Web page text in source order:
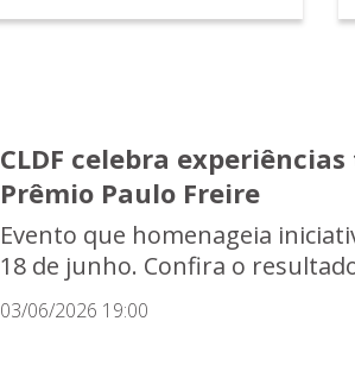
CLDF celebra
Prêmio Paulo Freire
Evento que homenageia
18 de junho. Confira o
03/06/2026 19:00